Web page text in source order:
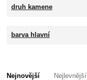
druh kamene
barva hlavní
Nejnovější Nejlevnější